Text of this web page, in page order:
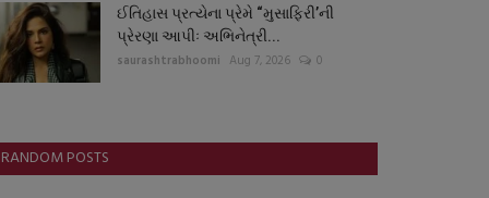
ઈતિહાસ પ્રત્યેના પ્રેમે “મુસાફિરી’ની
પ્રેરણા આપીઃ અભિનેત્રી...
saurashtrabhoomi Aug 7, 2026 0
RANDOM POSTS